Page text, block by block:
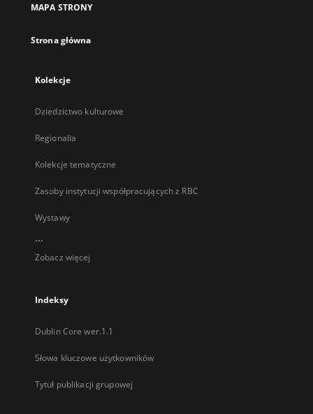
karcie
MAPA STRONY
Strona główna
Kolekcje
Dziedzictwo kulturowe
Regionalia
Kolekcje tematyczne
Zasoby instytucji współpracujących z RBC
Wystawy
...
Zobacz więcej
Indeksy
Dublin Core wer.1.1
Słowa kluczowe użytkowników
Tytuł publikacji grupowej